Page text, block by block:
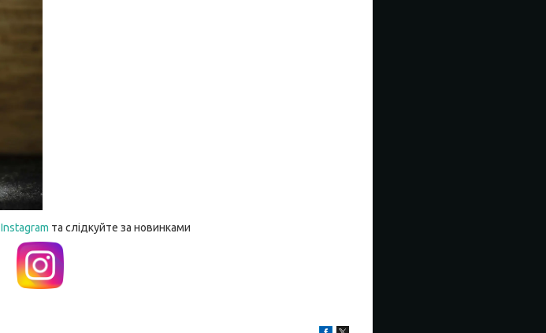
Instagram та слідкуйте за новинками